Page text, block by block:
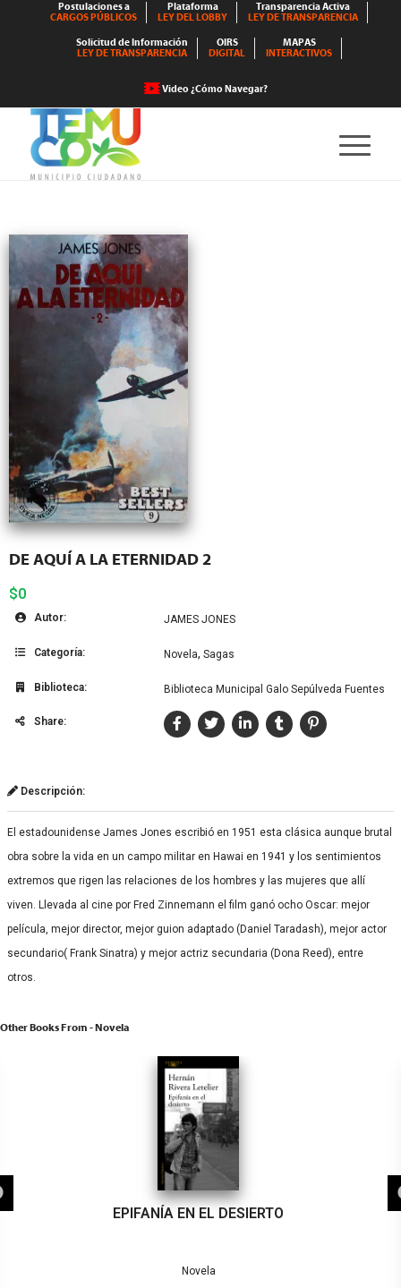
Postulaciones a
CARGOS PÚBLICOS
Plataforma
LEY DEL LOBBY
Transparencia Activa
LEY DE TRANSPARENCIA
Solicitud de Información
LEY DE TRANSPARENCIA
OIRS
DIGITAL
MAPAS
INTERACTIVOS
Video ¿Cómo Navegar?
DE AQUÍ A LA ETERNIDAD 2
$0
Autor: JAMES JONES
Categoría: Novela, Sagas
Biblioteca: Biblioteca Municipal Galo Sepúlveda Fuentes
Share:
Descripción:
El estadounidense James Jones escribió en 1951 esta clásica aunque brutal
obra sobre la vida en un campo militar en Hawai en 1941 y los sentimientos
extremos que rigen las relaciones de los hombres y las mujeres que allí
viven. Llevada al cine por Fred Zinnemann el film ganó ocho Oscar: mejor
película, mejor director, mejor guion adaptado (Daniel Taradash), mejor actor
secundario( Frank Sinatra) y mejor actriz secundaria (Dona Reed), entre
otros.
Other Books From - Novela
EPIFANÍA EN EL DESIERTO
Novela